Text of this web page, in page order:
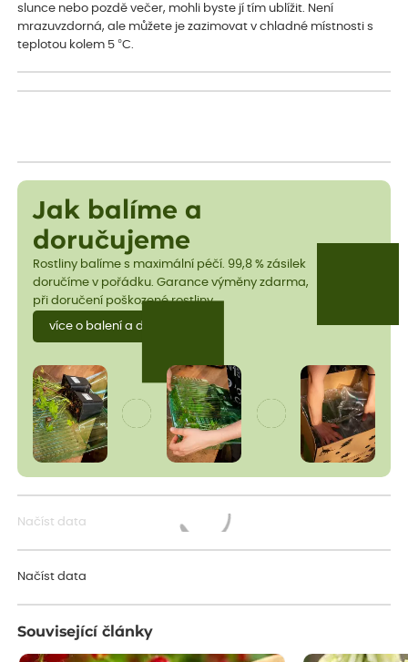
slunce nebo pozdě večer, mohli byste jí tím ublížit. Není
mrazuvzdorná, ale můžete je zazimovat v chladné místnosti s
teplotou kolem 5 °C.
Jak balíme a
doručujeme
Rostliny balíme s maximální péčí. 99,8 % zásilek
doručíme v pořádku. Garance výměny zdarma,
při doručení poškozené rostliny.
více o balení a dopravě
Načíst data
Načíst data
Související články